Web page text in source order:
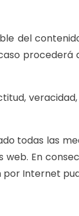
del
todas
En
Internet